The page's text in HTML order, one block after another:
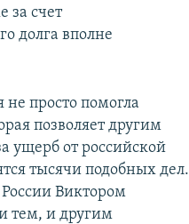
за счет
долга вполне
просто помогла
позволяет другим
ущерб от российской
тысячи подобных дел.
Виктором
тем, и другим